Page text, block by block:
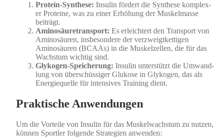
Pro­tein-Syn­these: Insulin fördert die Syn­these kom­plex­
er Pro­teine, was zu ein­er Erhöhung der Muskel­masse
beiträgt.
Aminosäure­trans­port: Es erle­ichtert den Trans­port von
Aminosäuren, ins­beson­dere der verzweigtket­ti­gen
Aminosäuren (BCAAs) in die Muskelzellen, die für das
Wach­s­tum wichtig sind.
Glyko­gen-Spe­icherung: Insulin unter­stützt die Umwand­
lung von über­schüs­siger Glukose in Glyko­gen, das als
Energiequelle für inten­sives Train­ing dient.
Praktische Anwendungen
Um die Vorteile von Insulin für das Muskelwach­s­tum zu nutzen,
kön­nen Sportler fol­gende Strate­gien anwen­den: